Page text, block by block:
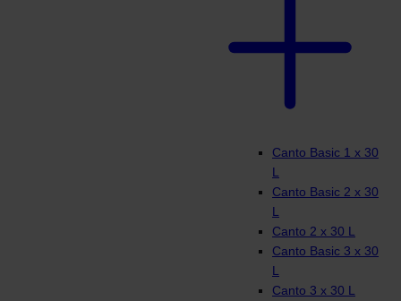
Canto Basic 1 x 30
L
Canto Basic 2 x 30
L
Canto 2 x 30 L
Canto Basic 3 x 30
L
Canto 3 x 30 L